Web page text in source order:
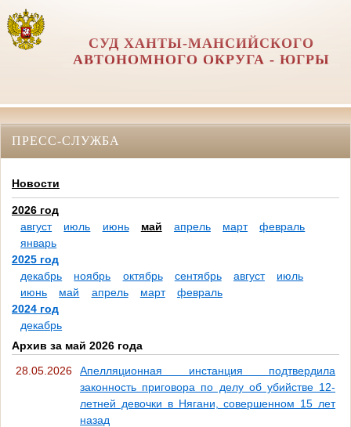
СУД ХАНТЫ-МАНСИЙСКОГО
АВТОНОМНОГО ОКРУГА - ЮГРЫ
ПРЕСС-СЛУЖБА
Новости
2026 год
август
июль июнь май апрель март
февраль
январь
2025 год
декабрь
ноябрь октябрь сентябрь август
июль
июнь
май апрель март
февраль
2024 год
декабрь
Архив за май 2026 года
28.05.2026
Апелляционная инстанция подтвердила
законность приговора по делу об убийстве 12-
летней девочки в Нягани, совершенном 15 лет
назад